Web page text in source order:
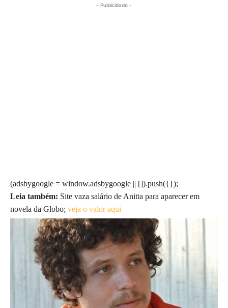
- Publicidade -
(adsbygoogle = window.adsbygoogle || []).push({});
Leia também: Site vaza salário de Anitta para aparecer em
novela da Globo; veja o valor aqui